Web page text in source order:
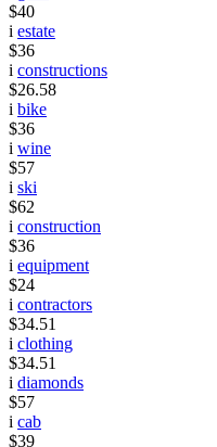
$40
i estate
$36
i constructions
$26.58
i bike
$36
i wine
$57
i ski
$62
i construction
$36
i equipment
$24
i contractors
$34.51
i clothing
$34.51
i diamonds
$57
i cab
$39